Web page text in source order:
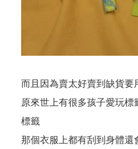
而且因為賣太好賣到缺貨要
原來世上有很多孩子愛玩
標籤
那個衣服上都有刮到身體還